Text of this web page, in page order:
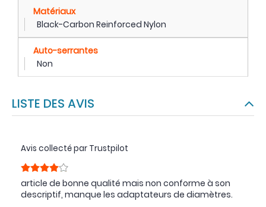
Matériaux
Black-Carbon Reinforced Nylon
Auto-serrantes
Non
LISTE DES AVIS
Avis collecté par Trustpilot
article de bonne qualité mais non conforme à son
descriptif, manque les adaptateurs de diamètres.